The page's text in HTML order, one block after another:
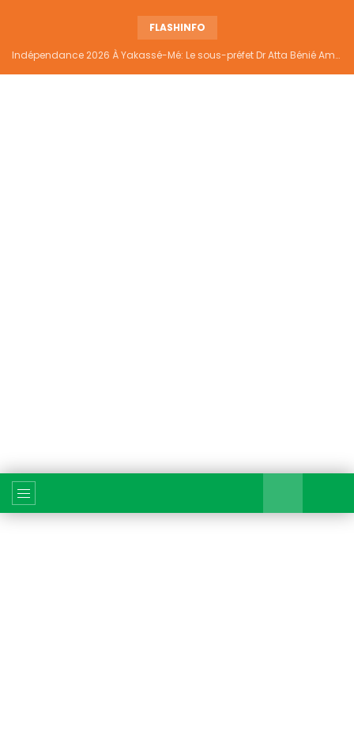
FLASHINFO
Indépendance 2026 À Yakassé-Mé: Le sous-préfet Dr Atta Bénié Amédé appelle à l’unité, à la sécurité et au développement